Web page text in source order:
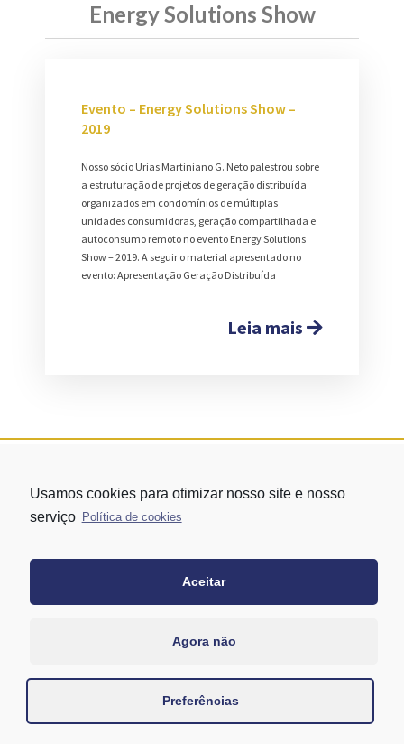
Energy Solutions Show
Evento – Energy Solutions Show –
2019
Nosso sócio Urias Martiniano G. Neto palestrou sobre
a estruturação de projetos de geração distribuída
organizados em condomínios de múltiplas
unidades consumidoras, geração compartilhada e
autoconsumo remoto no evento Energy Solutions
Show – 2019. A seguir o material apresentado no
evento: Apresentação Geração Distribuída
Leia mais
andar – conj. 1305 – Vila Mariana - São Paulo/SP
Usamos cookies para otimizar nosso site e nosso
serviço Política de cookies
Aceitar
Agora não
Preferências